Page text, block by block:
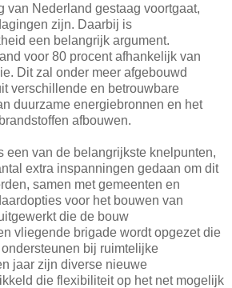
van Nederland gestaag voortgaat,
zijn. Daarbij is
een belangrijk argument.
voor 80 procent afhankelijk van
Dit zal onder meer afgebouwd
verschillende en betrouwbare
duurzame energiebronnen en het
afbouwen.
een van de belangrijkste knelpunten,
extra inspanningen gedaan om dit
samen met gemeenten en
voor het bouwen van
die de bouw
vliegende brigade wordt opgezet die
bij ruimtelijke
jaar zijn diverse nieuwe
die flexibiliteit op het net mogelijk